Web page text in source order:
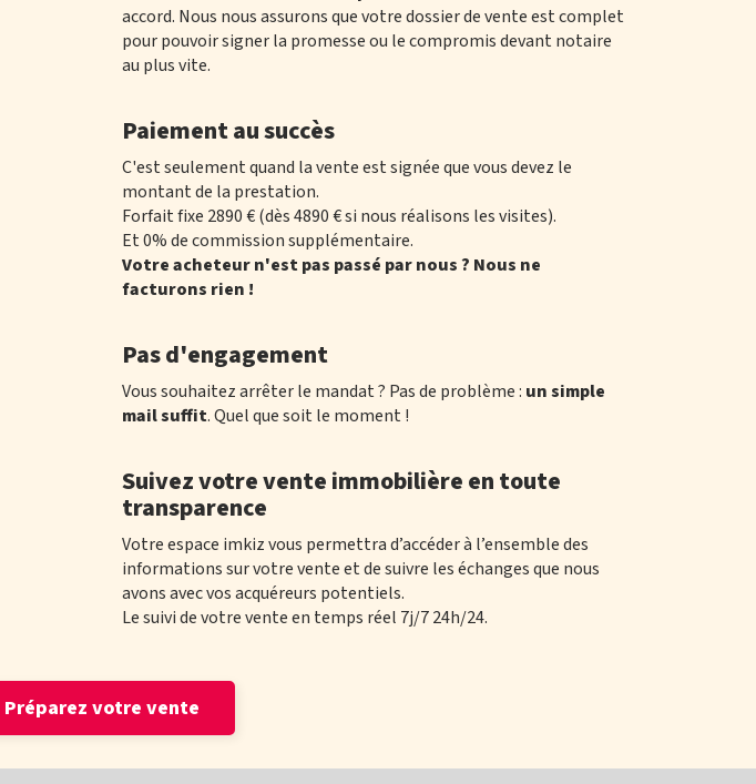
accord. Nous nous assurons que votre dossier de vente est complet
pour pouvoir signer la promesse ou le compromis devant notaire
au plus vite.
Paiement au succès
C'est seulement quand la vente est signée que vous devez le
montant de la prestation.
Forfait fixe 2890 € (dès 4890 € si nous réalisons les visites).
Et 0% de commission supplémentaire.
Votre acheteur n'est pas passé par nous ? Nous ne
facturons rien !
Pas d'engagement
Vous souhaitez arrêter le mandat ? Pas de problème : un simple
mail suffit.Quel que soit le moment !
Suivez votre vente immobilière en toute
transparence
Votre espace imkiz vous permettra d’accéder à l’ensemble des
informations sur votre vente et de suivre les échanges que nous
avons avec vos acquéreurs potentiels.
Le suivi de votre vente en temps réel 7j/7 24h/24.
Préparez votre vente